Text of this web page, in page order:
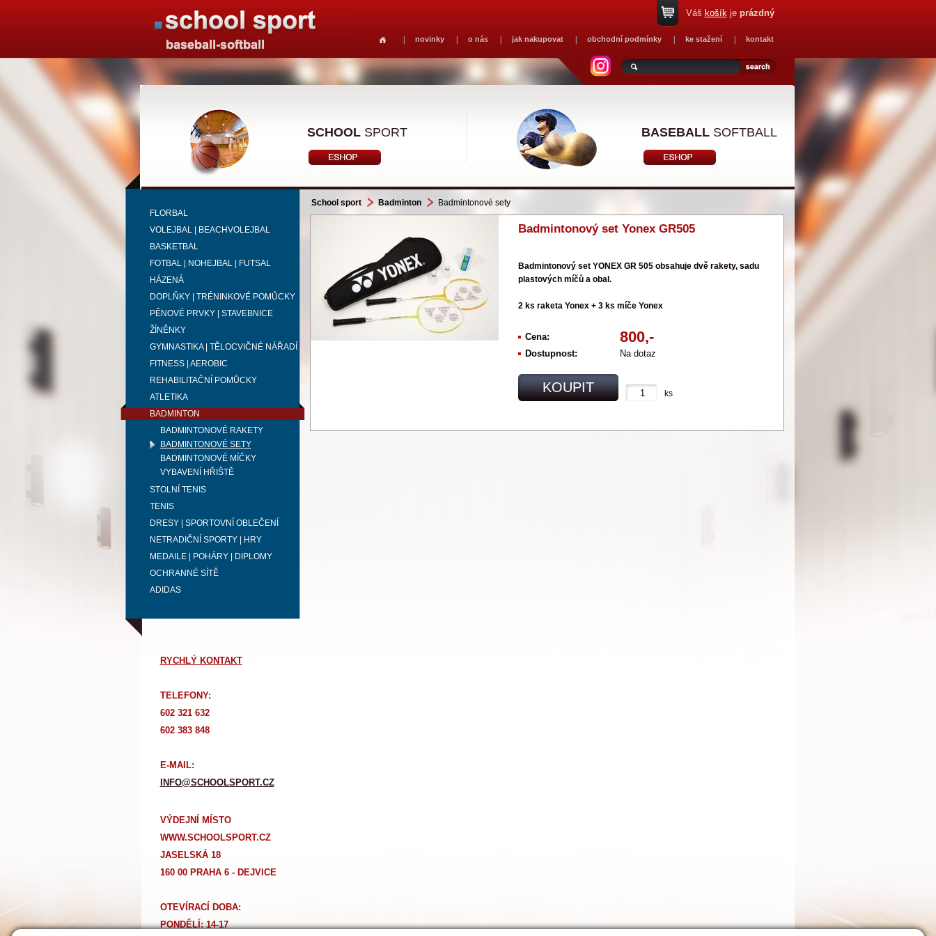
novinky o nás jak nakupovat obchodní podmínky ke stažení kontakt
Váš košíkje prázdný
SCHOOLSPORT BASEBALLSOFTBALL
FLORBAL
VOLEJBAL | BEACHVOLEJBAL
BASKETBAL
FOTBAL | NOHEJBAL | FUTSAL
HÁZENÁ
DOPLŇKY | TRÉNINKOVÉ POMŮCKY
PĚNOVÉ PRVKY | STAVEBNICE
ŽÍNĚNKY
GYMNASTIKA | TĚLOCVIČNÉ NÁŘADÍ
FITNESS | AEROBIC
REHABILITAČNÍ POMŮCKY
ATLETIKA
BADMINTON
BADMINTONOVÉ RAKETY
BADMINTONOVÉ SETY
BADMINTONOVÉ MÍČKY
VYBAVENÍ HŘIŠTĚ
STOLNÍ TENIS
TENIS
DRESY | SPORTOVNÍ OBLEČENÍ
NETRADIČNÍ SPORTY | HRY
MEDAILE | POHÁRY | DIPLOMY
OCHRANNÉ SÍTĚ
ADIDAS
RYCHLÝ KONTAKT
TELEFONY:
602 321 632
602 383 848
E-MAIL:
INFO@SCHOOLSPORT.CZ
VÝDEJNÍ MÍSTO
WWW.SCHOOLSPORT.CZ
JASELSKÁ 18
160 00 PRAHA 6 - DEJVICE
OTEVÍRACÍ DOBA:
PONDĚLÍ: 14-17
School sport Badminton Badmintonové sety
Badmintonový set Yonex GR505
Badmintonový set YONEX GR 505 obsahuje dvě rakety, sadu
plastových míčů a obal.
2 ks raketa Yonex + 3 ks míče Yonex
Cena: 800,-
Dostupnost: Na dotaz
KOUPIT ks